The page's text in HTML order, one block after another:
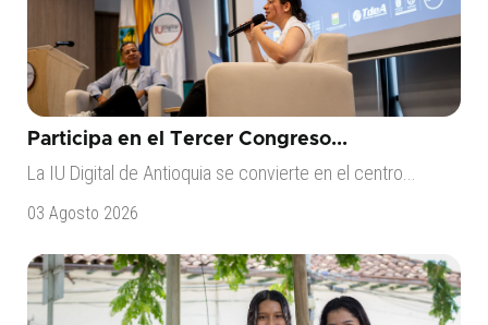
Participa en el Tercer Congreso...
La IU Digital de Antioquia se convierte en el centro...
03 Agosto 2026